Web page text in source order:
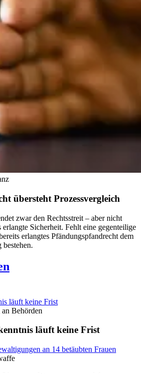
übersteht Prozessvergleich
zwar den Rechtsstreit – aber nicht
Sicherheit. Fehlt eine gegenteilige
erlangtes Pfändungspfandrecht dem
läuft keine Frist
Behörden
läuft keine Frist
an 14 betäubten Frauen